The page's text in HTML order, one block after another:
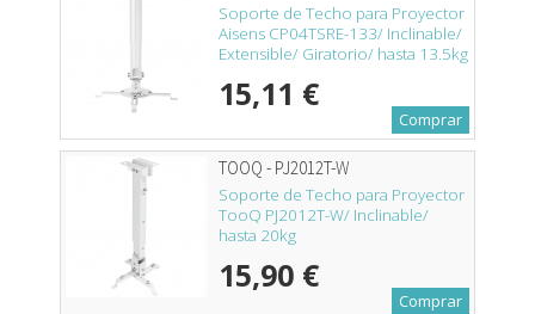
Soporte de Techo para Proyector
Aisens CP04TSRE-133/ Inclinable/
Extensible/ Giratorio/ hasta 13.5kg
15,11 €
Comprar
TOOQ - PJ2012T-W
Soporte de Techo para Proyector
TooQ PJ2012T-W/ Inclinable/
hasta 20kg
15,90 €
Comprar